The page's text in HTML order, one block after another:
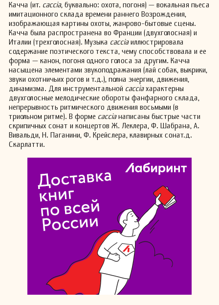
Качча (ит. caccia, буквально: охота, погоня) — вокальная пьеса
имитационного склада времени раннего Возрождения,
изображающая картины охоты, жанрово-бытовые сцены.
Качча была распространена во Франции (двухголосная) и
Италии (трехголосная). Музыка cacciaиллюстрировала
содержание поэтического текста, чему способствовала и ее
форма — канон, погоня одного голоса за другим. Качча
насыщена элементами звукоподражания (лай собак, выкрики,
звуки охотничьих рогов и т.д.), полна энергии, движения,
динамизма. Для инструментальной cacciaхарактерны
двухголосные мелодические обороты фанфарного склада,
непрерывность ритмического движения восьмыми (в
триольном ритме). В форме cacciaнаписаны быстрые части
скрипичных сонат и концертов Ж. Леклера, Ф. Шабрана, А.
Вивальди, Н. Паганини, Ф. Крейслера, клавирных сонат.д.
Скарлатти.